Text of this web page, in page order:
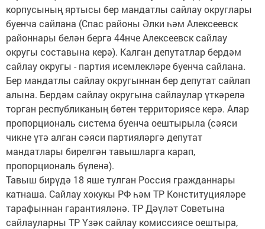
корпусының яртысы бер мандатлы сайлау округлары
буенча сайлана (Спас районы Әлки һәм Алексеевск
районнары белән бергә 44нче Алексеевск сайлау
округы составына керә). Калган депутатлар бердәм
сайлау округы - партия исемлекләре буенча сайлана.
Бер мандатлы сайлау округыннан бер депутат сайлап
алына. Бердәм сайлау округына сайлаулар үткәрелә
торган республиканың бөтен территориясе керә. Алар
пропорциональ система буенча оештырыла (сәяси
чикне үтә алган сәяси партияләргә депутат
мандатлары бирелгән тавышларга карап,
пропорциональ бүленә).
Тавыш бирүдә 18 яше тулган Россия гражданнары
катнаша. Сайлау хокукы РФ һәм ТР Конституцияләре
тарафыннан гарантияләнә. ТР Дәүләт Советына
сайлауларны ТР Үзәк сайлау комиссиясе оештыра,